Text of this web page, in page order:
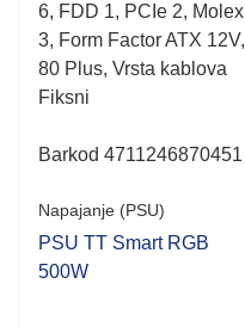
6, FDD 1, PCIe 2, Molex
3, Form Factor ATX 12V,
80 Plus, Vrsta kablova
Fiksni
Barkod 4711246870451
Napajanje (PSU)
PSU TT Smart RGB
500W